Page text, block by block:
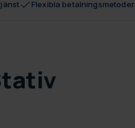
Flexibla betalningsmetoder